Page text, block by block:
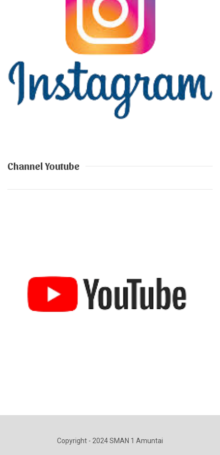
Channel Youtube
Copyright - 2024 SMAN 1 Amuntai